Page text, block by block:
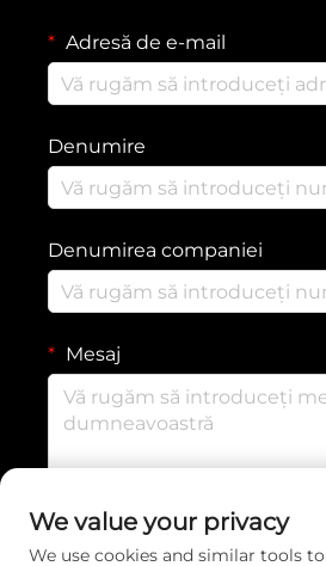
Adresă de e-mail
Denumire
Denumirea companiei
Mesaj
TRIMITE
We value your privacy
We use cookies and similar tools